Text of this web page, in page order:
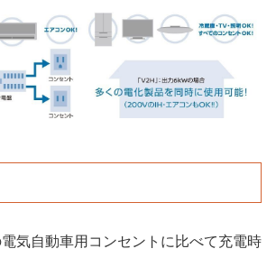
気自動車用コンセントに比べて充電時